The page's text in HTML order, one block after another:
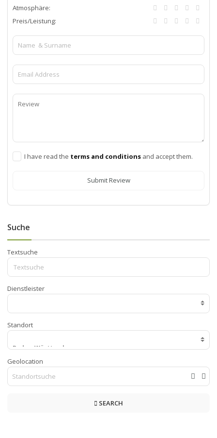
Atmosphäre:
Preis/Leistung:
I have read the terms and conditions and accept them.
Submit Review
Suche
Textsuche
Dienstleister
Standort
Geolocation
SEARCH